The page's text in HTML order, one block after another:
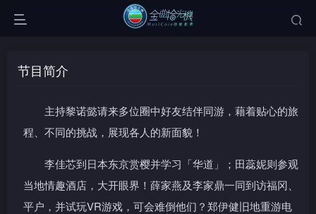
节目简介
主持黎诺懿请来多位圈中好友结伴同游，藉着贴心的旅
程、不同的挑战，展现各人的新面貌！
李佳芯到日本东京赏樱并学习「华道」；田蕊妮则参观
当地情趣酒店，大开眼界！薛家燕及李家鼎一同到访福冈、
平户，并试玩VR游戏，可会难倒他们？郑伊健旧地重游电